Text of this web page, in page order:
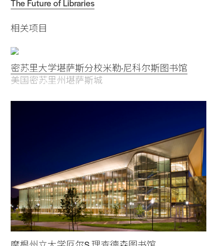
The Future of Libraries
相关项目
密苏里大学堪萨斯分校米勒·尼科尔斯图书馆
美国密苏里州堪萨斯城